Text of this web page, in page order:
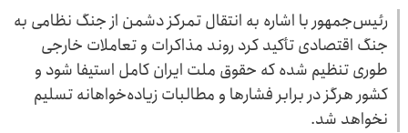
رئیس‌جمهور با اشاره به انتقال تمرکز دشمن از جنگ نظامی به
جنگ اقتصادی تأکید کرد روند مذاکرات و تعاملات خارجی
طوری تنظیم شده که حقوق ملت ایران کامل استیفا شود و
کشور هرگز در برابر فشارها و مطالبات زیاده‌خواهانه تسلیم
نخواهد شد.